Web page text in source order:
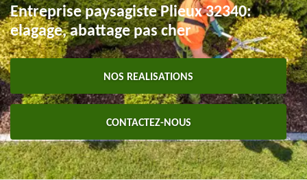
Entreprise paysagiste Plieux 32340:
elagage, abattage pas cher
NOS REALISATIONS
CONTACTEZ-NOUS